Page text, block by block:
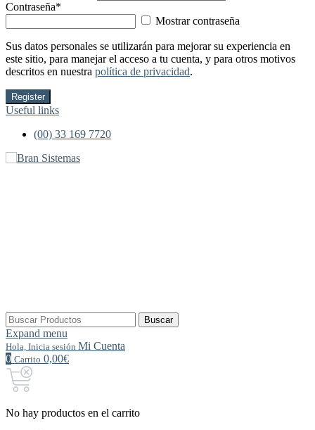
Contraseña*
Mostrar contraseña
Sus datos personales se utilizarán para mejorar su experiencia en
este sitio, para manejar el acceso a tu cuenta, y para otros motivos
descritos en nuestra política de privacidad.
Register
Useful links
(00) 33 169 7720
Buscar
por:
Buscar
Expand menu
Hola, Inicia sesión Mi Cuenta
0 Carrito 0,00€
No hay productos en el carrito